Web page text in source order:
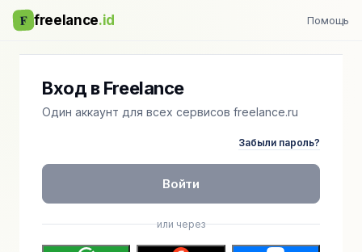
F freelance.id Помощь
Вход в Freelance
Один аккаунт для всех сервисов freelance.ru
Забыли пароль?
Войти
или через